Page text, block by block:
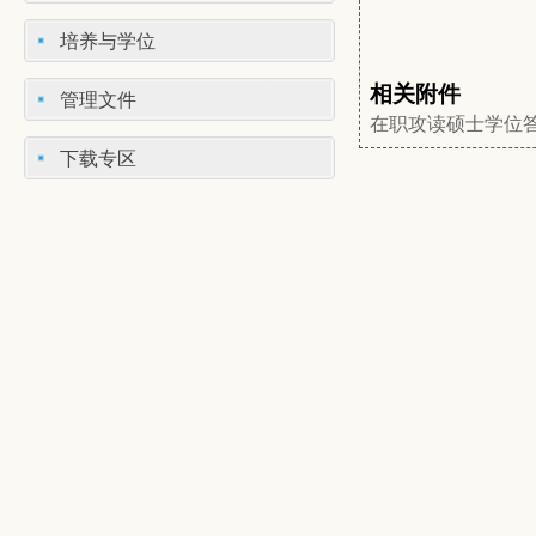
培养与学位
管理文件
下载专区
相关附件
在职攻读硕士学位